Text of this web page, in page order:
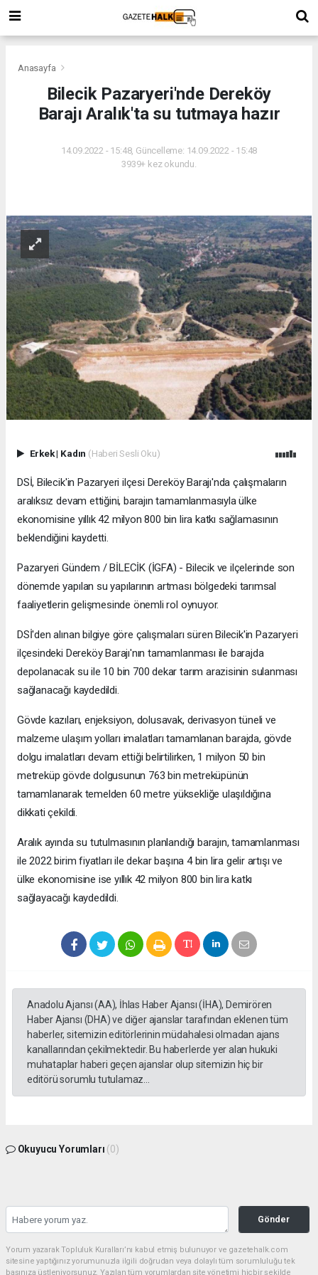
Anasayfa
Bilecik Pazaryeri'nde Dereköy
Barajı Aralık'ta su tutmaya hazır
14.09.2022 - 15:48, Güncelleme: 14.09.2022 - 15:48
3939+ kez okundu.
Erkek| Kadın (Haberi Sesli Oku)
DSİ, Bilecik'in Pazaryeri ilçesi Dereköy Barajı'nda çalışmaların
aralıksız devam ettiğini, barajın tamamlanmasıyla ülke
ekonomisine yıllık 42 milyon 800 bin lira katkı sağlamasının
beklendiğini kaydetti.
Pazaryeri Gündem / BİLECİK (İGFA) - Bilecik ve ilçelerinde son
dönemde yapılan su yapılarının artması bölgedeki tarımsal
faaliyetlerin gelişmesinde önemli rol oynuyor.
DSİ'den alınan bilgiye göre çalışmaları süren Bilecik'in Pazaryeri
ilçesindeki Dereköy Barajı'nın tamamlanması ile barajda
depolanacak su ile 10 bin 700 dekar tarım arazisinin sulanması
sağlanacağı kaydedildi.
Gövde kazıları, enjeksiyon, dolusavak, derivasyon tüneli ve
malzeme ulaşım yolları imalatları tamamlanan barajda, gövde
dolgu imalatları devam ettiği belirtilirken, 1 milyon 50 bin
metreküp gövde dolgusunun 763 bin metreküpünün
tamamlanarak temelden 60 metre yüksekliğe ulaşıldığına
dikkati çekildi.
Aralık ayında su tutulmasının planlandığı barajın, tamamlanması
ile 2022 birim fiyatları ile dekar başına 4 bin lira gelir artışı ve
ülke ekonomisine ise yıllık 42 milyon 800 bin lira katkı
sağlayacağı kaydedildi.
Anadolu Ajansı (AA), İhlas Haber Ajansı (İHA), Demirören
Haber Ajansı (DHA) ve diğer ajanslar tarafından eklenen tüm
haberler, sitemizin editörlerinin müdahalesi olmadan ajans
kanallarından çekilmektedir. Bu haberlerde yer alan hukuki
muhataplar haberi geçen ajanslar olup sitemizin hiç bir
editörü sorumlu tutulamaz...
Okuyucu Yorumları (0)
Gönder
Yorum yazarak Topluluk Kuralları’nı kabul etmiş bulunuyor ve gazetehalk.com
sitesine yaptığınız yorumunuzla ilgili doğrudan veya dolaylı tüm sorumluluğu tek
başınıza üstleniyorsunuz. Yazılan tüm yorumlardan site yönetimi hiçbir şekilde